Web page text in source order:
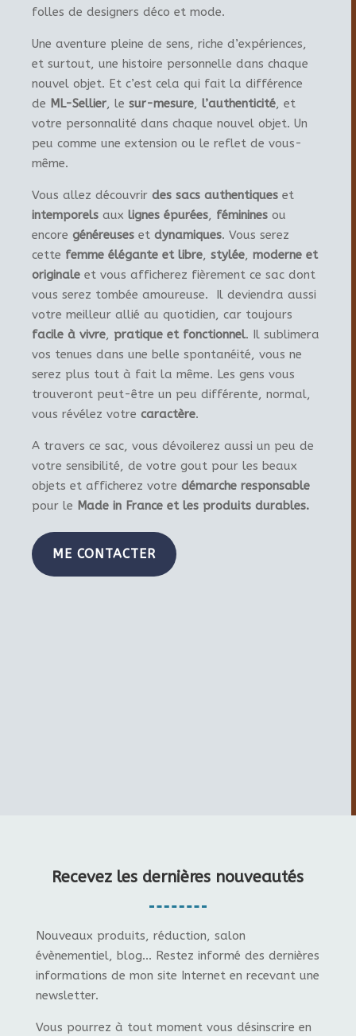
folles de designers déco et mode.
Une aventure pleine de sens, riche d’expériences,
et surtout, une histoire personnelle dans chaque
nouvel objet. Et c’est cela qui fait la différence
de ML-Sellier, le sur-mesure, l’authenticité, et
votre personnalité dans chaque nouvel objet. Un
peu comme une extension ou le reflet de vous-
même.
Vous allez découvrir des sacs authentiques et
intemporels aux lignes épurées, féminines ou
encore généreuses et dynamiques. Vous serez
cette femme élégante et libre, stylée, moderne et
originale et vous afficherez fièrement ce sac dont
vous serez tombée amoureuse. Il deviendra aussi
votre meilleur allié au quotidien, car toujours
facile à vivre, pratique et fonctionnel. Il sublimera
vos tenues dans une belle spontanéité, vous ne
serez plus tout à fait la même. Les gens vous
trouveront peut-être un peu différente, normal,
vous révélez votre caractère.
A travers ce sac, vous dévoilerez aussi un peu de
votre sensibilité, de votre gout pour les beaux
objets et afficherez votre démarche responsable
pour le Made in France et les produits durables.
ME CONTACTER
Recevez les dernières nouveautés
Nouveaux produits, réduction, salon
évènementiel, blog... Restez informé des dernières
informations de mon site Internet en recevant une
newsletter.
Vous pourrez à tout moment vous désinscrire en